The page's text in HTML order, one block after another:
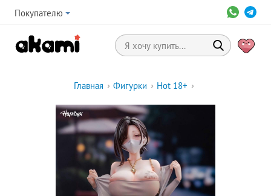
Покупателю
Главная › Фигурки › Hot 18+ ›